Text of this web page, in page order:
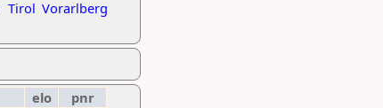
Tirol Vorarlberg
elo
pnr